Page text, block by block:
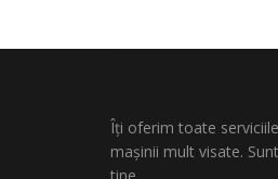
Îți oferim toate
mașinii mult visate.